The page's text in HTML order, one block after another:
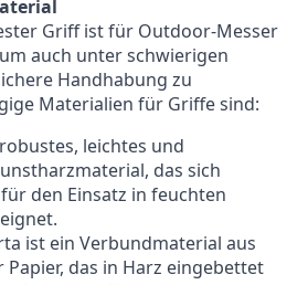
Griff ist für Outdoor-Messer
auch unter schwierigen
Handhabung zu
Materialien für Griffe sind:
leichtes und
das sich
den Einsatz in feuchten
ist ein Verbundmaterial aus
Papier, das in Harz eingebettet